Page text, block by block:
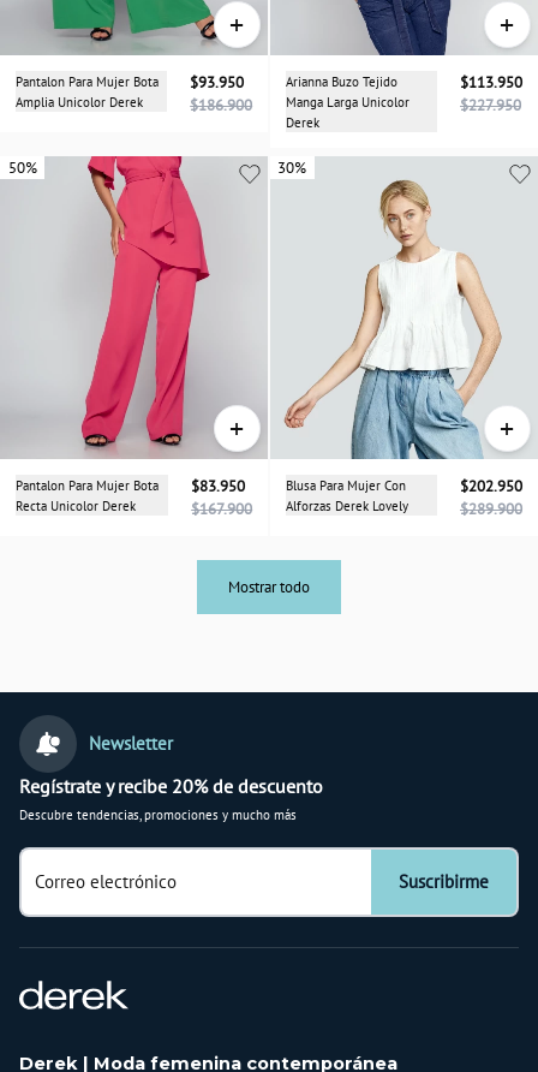
+
Pantalon Para Mujer Bota
Amplia Unicolor Derek
$93.950
$186.900
+
Arianna Buzo Tejido
Manga Larga Unicolor
Derek
$113.950
$227.950
50% 50%
+
Pantalon Para Mujer Bota
Recta Unicolor Derek
$83.950
$167.900
30%
+
Blusa Para Mujer Con
Alforzas Derek Lovely
$202.950
$289.900
Mostrar todo
Newsletter
Regístrate y recibe 20% de descuento
Descubre tendencias, promociones y mucho más
Correo electrónico Suscribirme
Derek | Moda femenina contemporánea